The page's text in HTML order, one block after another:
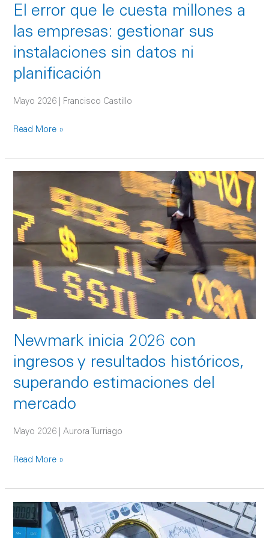
El error que le cuesta millones a
las empresas: gestionar sus
instalaciones sin datos ni
planificación
Mayo 2026 | Francisco Castillo
sus
instalaciones
sin
datos ni
planificación
Read More »
Newmark inicia 2026 con
ingresos y resultados históricos,
superando estimaciones del
mercado
Mayo 2026 | Aurora Turriago
Newmark
2026
con
ingresos
resultados
históricos,
estimaciones
mercado
Read More »
¿Cuándo